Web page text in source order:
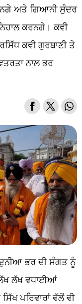
ਅਤੇ ਗਿਆਨੀ ਸੁੰਦਰ
ਕਰਨਗੇ। ਕਵੀ
ਕਵੀ ਗੁਰਬਾਣੀ ਤੇ
ਨਾਲ ਭਰ
ਭਰ ਦੀ ਸੰਗਤ ਨੂੰ
ਲੱਖ ਵਧਾਈਆਂ
ਪਰਿਵਾਰਾਂ ਵੱਲੋਂ ਵੀ